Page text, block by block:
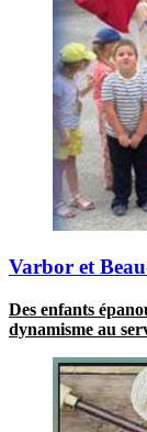
Varbor et
Des enfants
dynamisme au